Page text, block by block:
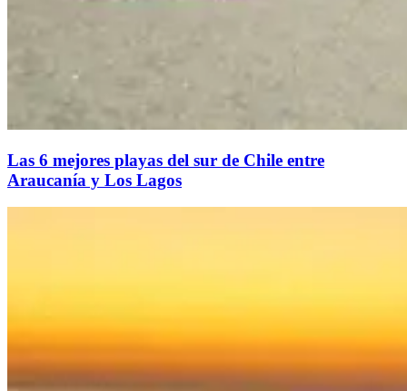
Las 6 mejores playas del sur de Chile entre
Araucanía y Los Lagos